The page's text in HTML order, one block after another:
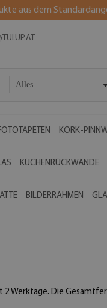
aus dem
Alles
KORK-
KÜCHENRÜCKWÄNDE
BILDERRAHMEN
Werktage. Die